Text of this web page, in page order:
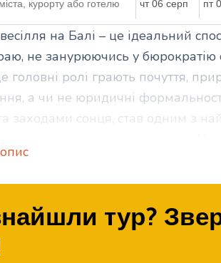
на Балі – це ідеальний
не занурюючись у бюрократію
головні ролі грають почуття,
а чи не юридичні
заходами сонця, став одним з
чому Балі – ідеальне місце
це коштує і як організувати
символічне
тур?